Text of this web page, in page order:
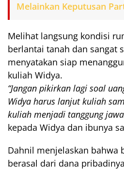
Melainkan Keputusan
Melihat langsung kondisi
berlantai tanah dan sangat
menyatakan siap
kuliah Widya.
“Jangan pikirkan lagi soal
Widya harus lanjut kuliah
kuliah menjadi tanggung
kepada Widya dan ibunya
Dahnil menjelaskan bahwa
berasal dari dana